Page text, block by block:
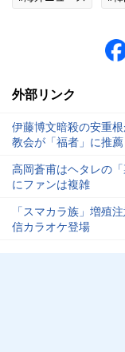
外部リンク
伊藤博文暗殺の安重
教会が「福者」に推薦
高岡蒼甫はヘタレの
にファンは複雑
「スマカラ族」増殖
信カラオケ登場